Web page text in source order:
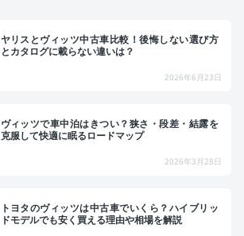
ヤリスとヴィッツ中古車比較！後悔しない選び方
とカタログに載らない違いは？
2026年6月23日
ヴィッツで車中泊はきつい？狭さ・段差・結露を
克服して快適に眠るロードマップ
2026年3月28日
トヨタのヴィッツは中古車でいくら？ハイブリッ
ドモデルでも安く買える理由や相場を解説